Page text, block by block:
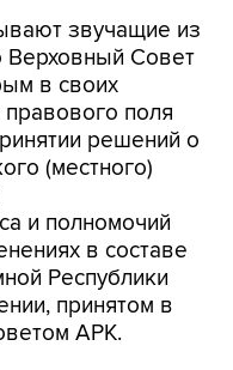
звучащие из
Верховный Совет
в своих
поля
решений о
(местного)
и полномочий
в составе
Республики
принятом в
АРК.